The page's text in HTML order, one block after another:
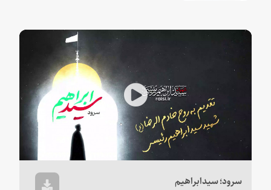
Play
Video
سرود؛ سیدابراهیم